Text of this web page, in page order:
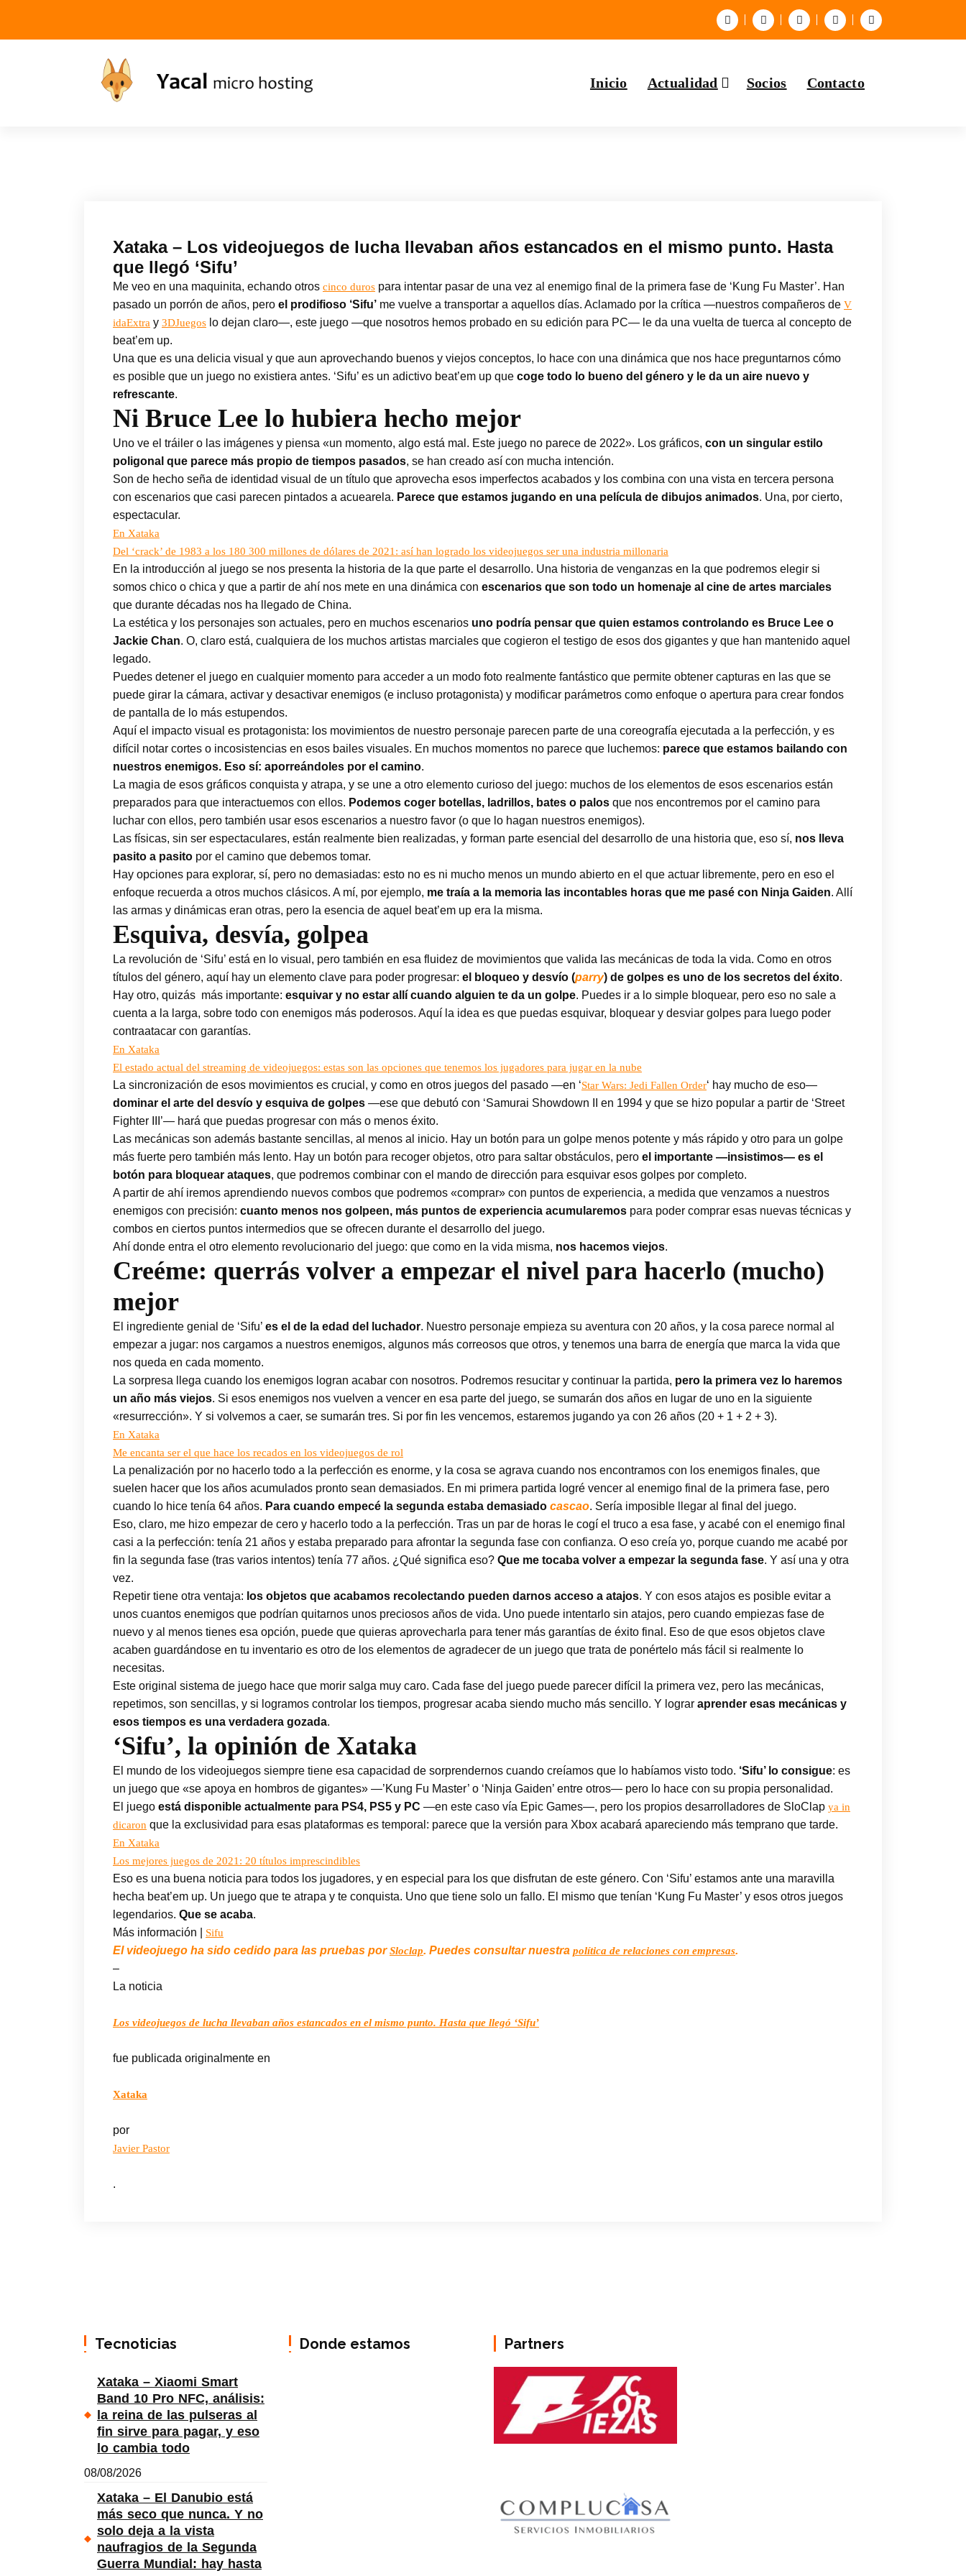
Inicio Actualidad Socios Contacto
Xataka – Los videojuegos de lucha llevaban años estancados en el mismo punto. Hasta
que llegó ‘Sifu’
Me veo en una maquinita, echando otros cinco duros para intentar pasar de una vez al enemigo final de la primera fase de ‘Kung Fu Master’. Han
pasado un porrón de años, pero el prodifioso ‘Sifu’ me vuelve a transportar a aquellos días. Aclamado por la crítica —nuestros compañeros de V
idaExtra y 3DJuegos lo dejan claro—, este juego —que nosotros hemos probado en su edición para PC— le da una vuelta de tuerca al concepto de
beat’em up.
Una que es una delicia visual y que aun aprovechando buenos y viejos conceptos, lo hace con una dinámica que nos hace preguntarnos cómo
es posible que un juego no existiera antes. ‘Sifu’ es un adictivo beat’em up que coge todo lo bueno del género y le da un aire nuevo y
refrescante.
Ni Bruce Lee lo hubiera hecho mejor
Uno ve el tráiler o las imágenes y piensa «un momento, algo está mal. Este juego no parece de 2022». Los gráficos, con un singular estilo
poligonal que parece más propio de tiempos pasados, se han creado así con mucha intención.
Son de hecho seña de identidad visual de un título que aprovecha esos imperfectos acabados y los combina con una vista en tercera persona
con escenarios que casi parecen pintados a acuearela. Parece que estamos jugando en una película de dibujos animados. Una, por cierto,
espectacular.
En Xataka
Del ‘crack’ de 1983 a los 180 300 millones de dólares de 2021: así han logrado los videojuegos ser una industria millonaria
En la introducción al juego se nos presenta la historia de la que parte el desarrollo. Una historia de venganzas en la que podremos elegir si
somos chico o chica y que a partir de ahí nos mete en una dinámica con escenarios que son todo un homenaje al cine de artes marciales
que durante décadas nos ha llegado de China.
La estética y los personajes son actuales, pero en muchos escenarios uno podría pensar que quien estamos controlando es Bruce Lee o
Jackie Chan. O, claro está, cualquiera de los muchos artistas marciales que cogieron el testigo de esos dos gigantes y que han mantenido aquel
legado.
Puedes detener el juego en cualquier momento para acceder a un modo foto realmente fantástico que permite obtener capturas en las que se
puede girar la cámara, activar y desactivar enemigos (e incluso protagonista) y modificar parámetros como enfoque o apertura para crear fondos
de pantalla de lo más estupendos.
Aquí el impacto visual es protagonista: los movimientos de nuestro personaje parecen parte de una coreografía ejecutada a la perfección, y es
difícil notar cortes o incosistencias en esos bailes visuales. En muchos momentos no parece que luchemos: parece que estamos bailando con
nuestros enemigos. Eso sí: aporreándoles por el camino.
La magia de esos gráficos conquista y atrapa, y se une a otro elemento curioso del juego: muchos de los elementos de esos escenarios están
preparados para que interactuemos con ellos. Podemos coger botellas, ladrillos, bates o palos que nos encontremos por el camino para
luchar con ellos, pero también usar esos escenarios a nuestro favor (o que lo hagan nuestros enemigos).
Las físicas, sin ser espectaculares, están realmente bien realizadas, y forman parte esencial del desarrollo de una historia que, eso sí, nos lleva
pasito a pasito por el camino que debemos tomar.
Hay opciones para explorar, sí, pero no demasiadas: esto no es ni mucho menos un mundo abierto en el que actuar libremente, pero en eso el
enfoque recuerda a otros muchos clásicos. A mí, por ejemplo, me traía a la memoria las incontables horas que me pasé con Ninja Gaiden. Allí
las armas y dinámicas eran otras, pero la esencia de aquel beat’em up era la misma.
Esquiva, desvía, golpea
La revolución de ‘Sifu’ está en lo visual, pero también en esa fluidez de movimientos que valida las mecánicas de toda la vida. Como en otros
títulos del género, aquí hay un elemento clave para poder progresar: el bloqueo y desvío (parry) de golpes es uno de los secretos del éxito.
Hay otro, quizás más importante: esquivar y no estar allí cuando alguien te da un golpe. Puedes ir a lo simple bloquear, pero eso no sale a
cuenta a la larga, sobre todo con enemigos más poderosos. Aquí la idea es que puedas esquivar, bloquear y desviar golpes para luego poder
contraatacar con garantías.
En Xataka
El estado actual del streaming de videojuegos: estas son las opciones que tenemos los jugadores para jugar en la nube
La sincronización de esos movimientos es crucial, y como en otros juegos del pasado —en ‘Star Wars: Jedi Fallen Order‘ hay mucho de eso—
dominar el arte del desvío y esquiva de golpes —ese que debutó con ‘Samurai Showdown II en 1994 y que se hizo popular a partir de ‘Street
Fighter III’— hará que puedas progresar con más o menos éxito.
Las mecánicas son además bastante sencillas, al menos al inicio. Hay un botón para un golpe menos potente y más rápido y otro para un golpe
más fuerte pero también más lento. Hay un botón para recoger objetos, otro para saltar obstáculos, pero el importante —insistimos— es el
botón para bloquear ataques, que podremos combinar con el mando de dirección para esquivar esos golpes por completo.
A partir de ahí iremos aprendiendo nuevos combos que podremos «comprar» con puntos de experiencia, a medida que venzamos a nuestros
enemigos con precisión: cuanto menos nos golpeen, más puntos de experiencia acumularemos para poder comprar esas nuevas técnicas y
combos en ciertos puntos intermedios que se ofrecen durante el desarrollo del juego.
Ahí donde entra el otro elemento revolucionario del juego: que como en la vida misma, nos hacemos viejos.
Creéme: querrás volver a empezar el nivel para hacerlo (mucho)
mejor
El ingrediente genial de ‘Sifu’ es el de la edad del luchador. Nuestro personaje empieza su aventura con 20 años, y la cosa parece normal al
empezar a jugar: nos cargamos a nuestros enemigos, algunos más correosos que otros, y tenemos una barra de energía que marca la vida que
nos queda en cada momento.
La sorpresa llega cuando los enemigos logran acabar con nosotros. Podremos resucitar y continuar la partida, pero la primera vez lo haremos
un año más viejos. Si esos enemigos nos vuelven a vencer en esa parte del juego, se sumarán dos años en lugar de uno en la siguiente
«resurrección». Y si volvemos a caer, se sumarán tres. Si por fin les vencemos, estaremos jugando ya con 26 años (20 + 1 + 2 + 3).
En Xataka
Me encanta ser el que hace los recados en los videojuegos de rol
La penalización por no hacerlo todo a la perfección es enorme, y la cosa se agrava cuando nos encontramos con los enemigos finales, que
suelen hacer que los años acumulados pronto sean demasiados. En mi primera partida logré vencer al enemigo final de la primera fase, pero
cuando lo hice tenía 64 años. Para cuando empecé la segunda estaba demasiado cascao. Sería imposible llegar al final del juego.
Eso, claro, me hizo empezar de cero y hacerlo todo a la perfección. Tras un par de horas le cogí el truco a esa fase, y acabé con el enemigo final
casi a la perfección: tenía 21 años y estaba preparado para afrontar la segunda fase con confianza. O eso creía yo, porque cuando me acabé por
fin la segunda fase (tras varios intentos) tenía 77 años. ¿Qué significa eso? Que me tocaba volver a empezar la segunda fase. Y así una y otra
vez.
Repetir tiene otra ventaja: los objetos que acabamos recolectando pueden darnos acceso a atajos. Y con esos atajos es posible evitar a
unos cuantos enemigos que podrían quitarnos unos preciosos años de vida. Uno puede intentarlo sin atajos, pero cuando empiezas fase de
nuevo y al menos tienes esa opción, puede que quieras aprovecharla para tener más garantías de éxito final. Eso de que esos objetos clave
acaben guardándose en tu inventario es otro de los elementos de agradecer de un juego que trata de ponértelo más fácil si realmente lo
necesitas.
Este original sistema de juego hace que morir salga muy caro. Cada fase del juego puede parecer difícil la primera vez, pero las mecánicas,
repetimos, son sencillas, y si logramos controlar los tiempos, progresar acaba siendo mucho más sencillo. Y lograr aprender esas mecánicas y
esos tiempos es una verdadera gozada.
‘Sifu’, la opinión de Xataka
El mundo de los videojuegos siempre tiene esa capacidad de sorprendernos cuando creíamos que lo habíamos visto todo. ‘Sifu’ lo consigue: es
un juego que «se apoya en hombros de gigantes» —’Kung Fu Master’ o ‘Ninja Gaiden’ entre otros— pero lo hace con su propia personalidad.
El juego está disponible actualmente para PS4, PS5 y PC —en este caso vía Epic Games—, pero los propios desarrolladores de SloClap ya in
dicaron que la exclusividad para esas plataformas es temporal: parece que la versión para Xbox acabará apareciendo más temprano que tarde.
En Xataka
Los mejores juegos de 2021: 20 títulos imprescindibles
Eso es una buena noticia para todos los jugadores, y en especial para los que disfrutan de este género. Con ‘Sifu’ estamos ante una maravilla
hecha beat’em up. Un juego que te atrapa y te conquista. Uno que tiene solo un fallo. El mismo que tenían ‘Kung Fu Master’ y esos otros juegos
legendarios. Que se acaba.
Más información | Sifu
El videojuego ha sido cedido para las pruebas porSloclap. Puedes consultar nuestra política de relaciones con empresas.
–
La noticia
Los videojuegos de lucha llevaban años estancados en el mismo punto. Hasta que llegó ‘Sifu’
fue publicada originalmente en
Xataka
por
Javier Pastor
.
Tecnoticias
Xataka – Xiaomi Smart
Band 10 Pro NFC, análisis:
la reina de las pulseras al
fin sirve para pagar, y eso
lo cambia todo
08/08/2026
Xataka – El Danubio está
más seco que nunca. Y no
solo deja a la vista
naufragios de la Segunda
Guerra Mundial: hay hasta
Donde estamos Partners